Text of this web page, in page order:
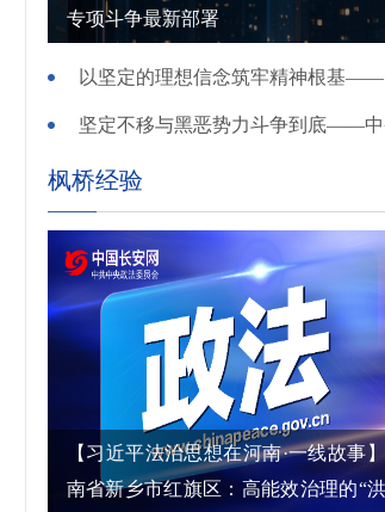
专项斗争最新部署
枫桥经验
【习近平法治思想在河南·一线故事
南省新乡市红旗区：高能效治理的“